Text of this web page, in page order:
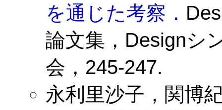
を通じた考察．
論文集，Designシ
会，245-247.
永利里沙子，関博